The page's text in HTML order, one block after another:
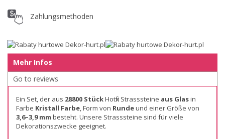
Zahlungsmethoden
Mehr Infos
Go to reviews
Ein Set, der aus 28800 StückHotfix Strasssteine aus Glasin
Farbe Kristall Farbe, Form von Rundeund einer Größe von
3,6–3,9 mm besteht. Unsere Strasssteine sind für viele
Dekorationszwecke geeignet.